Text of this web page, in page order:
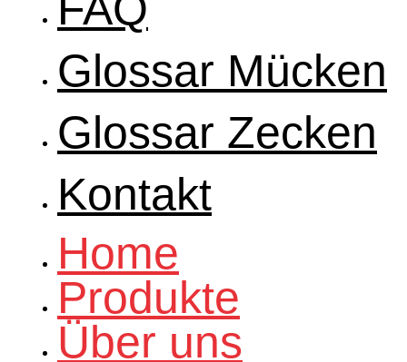
Glossar Mücken
Glossar Zecken
Kontakt
Home
Produkte
Über uns